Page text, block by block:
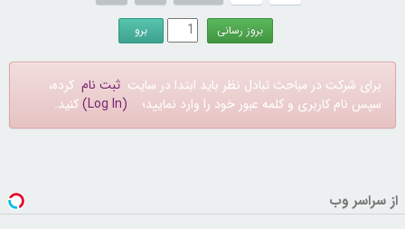
برای شرکت در مباحث تبادل نظر باید ابتدا در سایت ثبت نام کرده،
سپس نام کاربری و کلمه عبور خود را وارد نمایید؛ (Log In) کنید.
از سراسر وب